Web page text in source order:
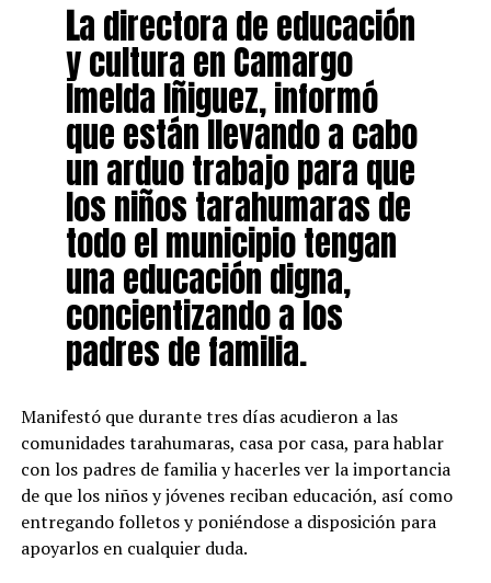
La directora de educación
y cultura en Camargo
Imelda Iñiguez, informó
que están llevando a cabo
un arduo trabajo para que
los niños tarahumaras de
todo el municipio tengan
una educación digna,
concientizando a los
padres de familia.
Manifestó que durante tres días acudieron a las
comunidades tarahumaras, casa por casa, para hablar
con los padres de familia y hacerles ver la importancia
de que los niños y jóvenes reciban educación, así como
entregando folletos y poniéndose a disposición para
apoyarlos en cualquier duda.